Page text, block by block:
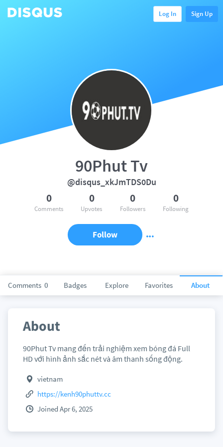
Log In Sign Up
Comments 0 Badges Explore Favorites About
90Phut Tv
@disqus_xkJmTDS0Du
0
Comments
0
Upvotes
0
Followers
0
Following
Follow
About
90Phut Tv mang đến trải nghiệm xem bóng đá Full
HD với hình ảnh sắc nét và âm thanh sống động.
vietnam
https://kenh90phuttv.cc
Joined Apr 6, 2025